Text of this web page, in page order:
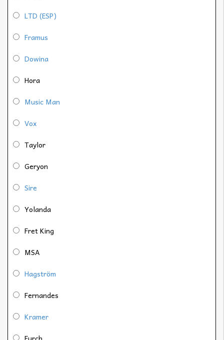
LTD (ESP)
Framus
Dowina
Hora
Music Man
Vox
Taylor
Geryon
Sire
Yolanda
Fret King
MSA
Hagström
Fernandes
Kramer